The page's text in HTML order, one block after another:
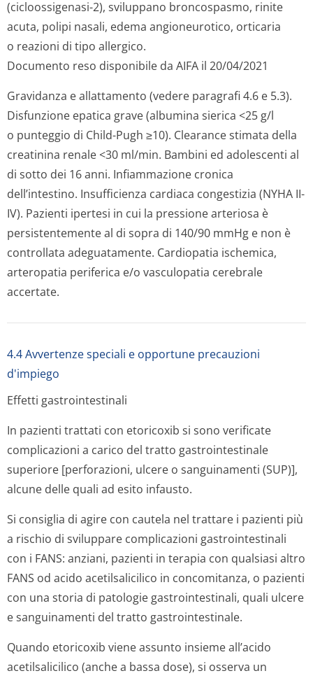
(cicloossigenasi-2), sviluppano broncospasmo, rinite
acuta, polipi nasali, edema angioneurotico, orticaria
o reazioni di tipo allergico.
Documento reso disponibile da AIFA il 20/04/2021
Gravidanza e allattamento (vedere paragrafi 4.6 e 5.3).
Disfunzione epatica grave (albumina sierica <25 g/l
o punteggio di Child-Pugh ≥10). Clearance stimata della
creatinina renale <30 ml/min. Bambini ed adolescenti al
di sotto dei 16 anni. Infiammazione cronica
dell’intestino. Insufficienza cardiaca congestizia (NYHA II-
IV). Pazienti ipertesi in cui la pressione arteriosa è
persistentemente al di sopra di 140/90 mmHg e non è
controllata adeguatamente. Cardiopatia ischemica,
arteropatia periferica e/o vasculopatia cerebrale
accertate.
4.4 Avvertenze speciali e opportune precauzioni
d'impiego
Effetti gastrointestinali
In pazienti trattati con etoricoxib si sono verificate
complicazioni a carico del tratto gastrointestinale
superiore [perforazioni, ulcere o sanguinamenti (SUP)],
alcune delle quali ad esito infausto.
Si consiglia di agire con cautela nel trattare i pazienti più
a rischio di sviluppare complicazioni gastrointestinali
con i FANS: anziani, pazienti in terapia con qualsiasi altro
FANS od acido acetilsalicilico in concomitanza, o pazienti
con una storia di patologie gastrointestinali, quali ulcere
e sanguinamenti del tratto gastrointestinale.
Quando etoricoxib viene assunto insieme all’acido
acetilsalicilico (anche a bassa dose), si osserva un